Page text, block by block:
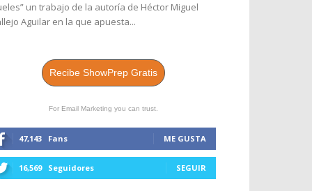
un trabajo de la autoría de Héctor Miguel
Aguilar en la que apuesta...
Recibe ShowPrep Gratis
For Email Marketing you can trust.
47,143 Fans ME GUSTA
16,569 Seguidores SEGUIR